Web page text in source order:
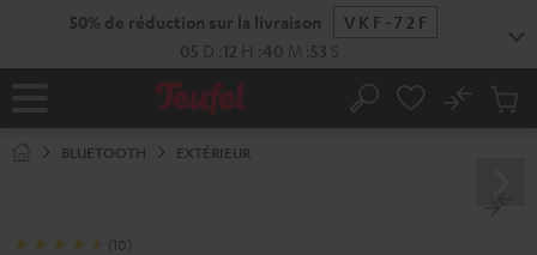
50% de
Page
Rechercher
No
BLUETOOTH EXTÉRIEUR
(10)